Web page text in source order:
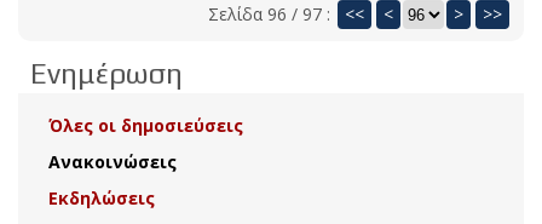
Σελίδα 96 / 97 : << < > >>
Ενημέρωση
Όλες οι δημοσιεύσεις
Ανακοινώσεις
Εκδηλώσεις